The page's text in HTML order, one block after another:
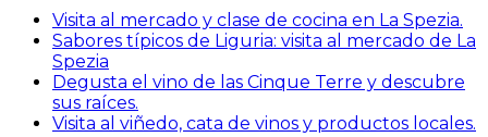
Visita al mercado y clase de cocina en La Spezia.
Sabores típicos de Liguria: visita al mercado de La
Spezia
Degusta el vino de las Cinque Terre y descubre
sus raíces.
Visita al viñedo, cata de vinos y productos locales.